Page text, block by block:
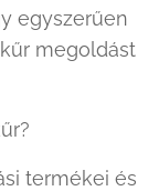
egyszerűen
megoldást
termékei és